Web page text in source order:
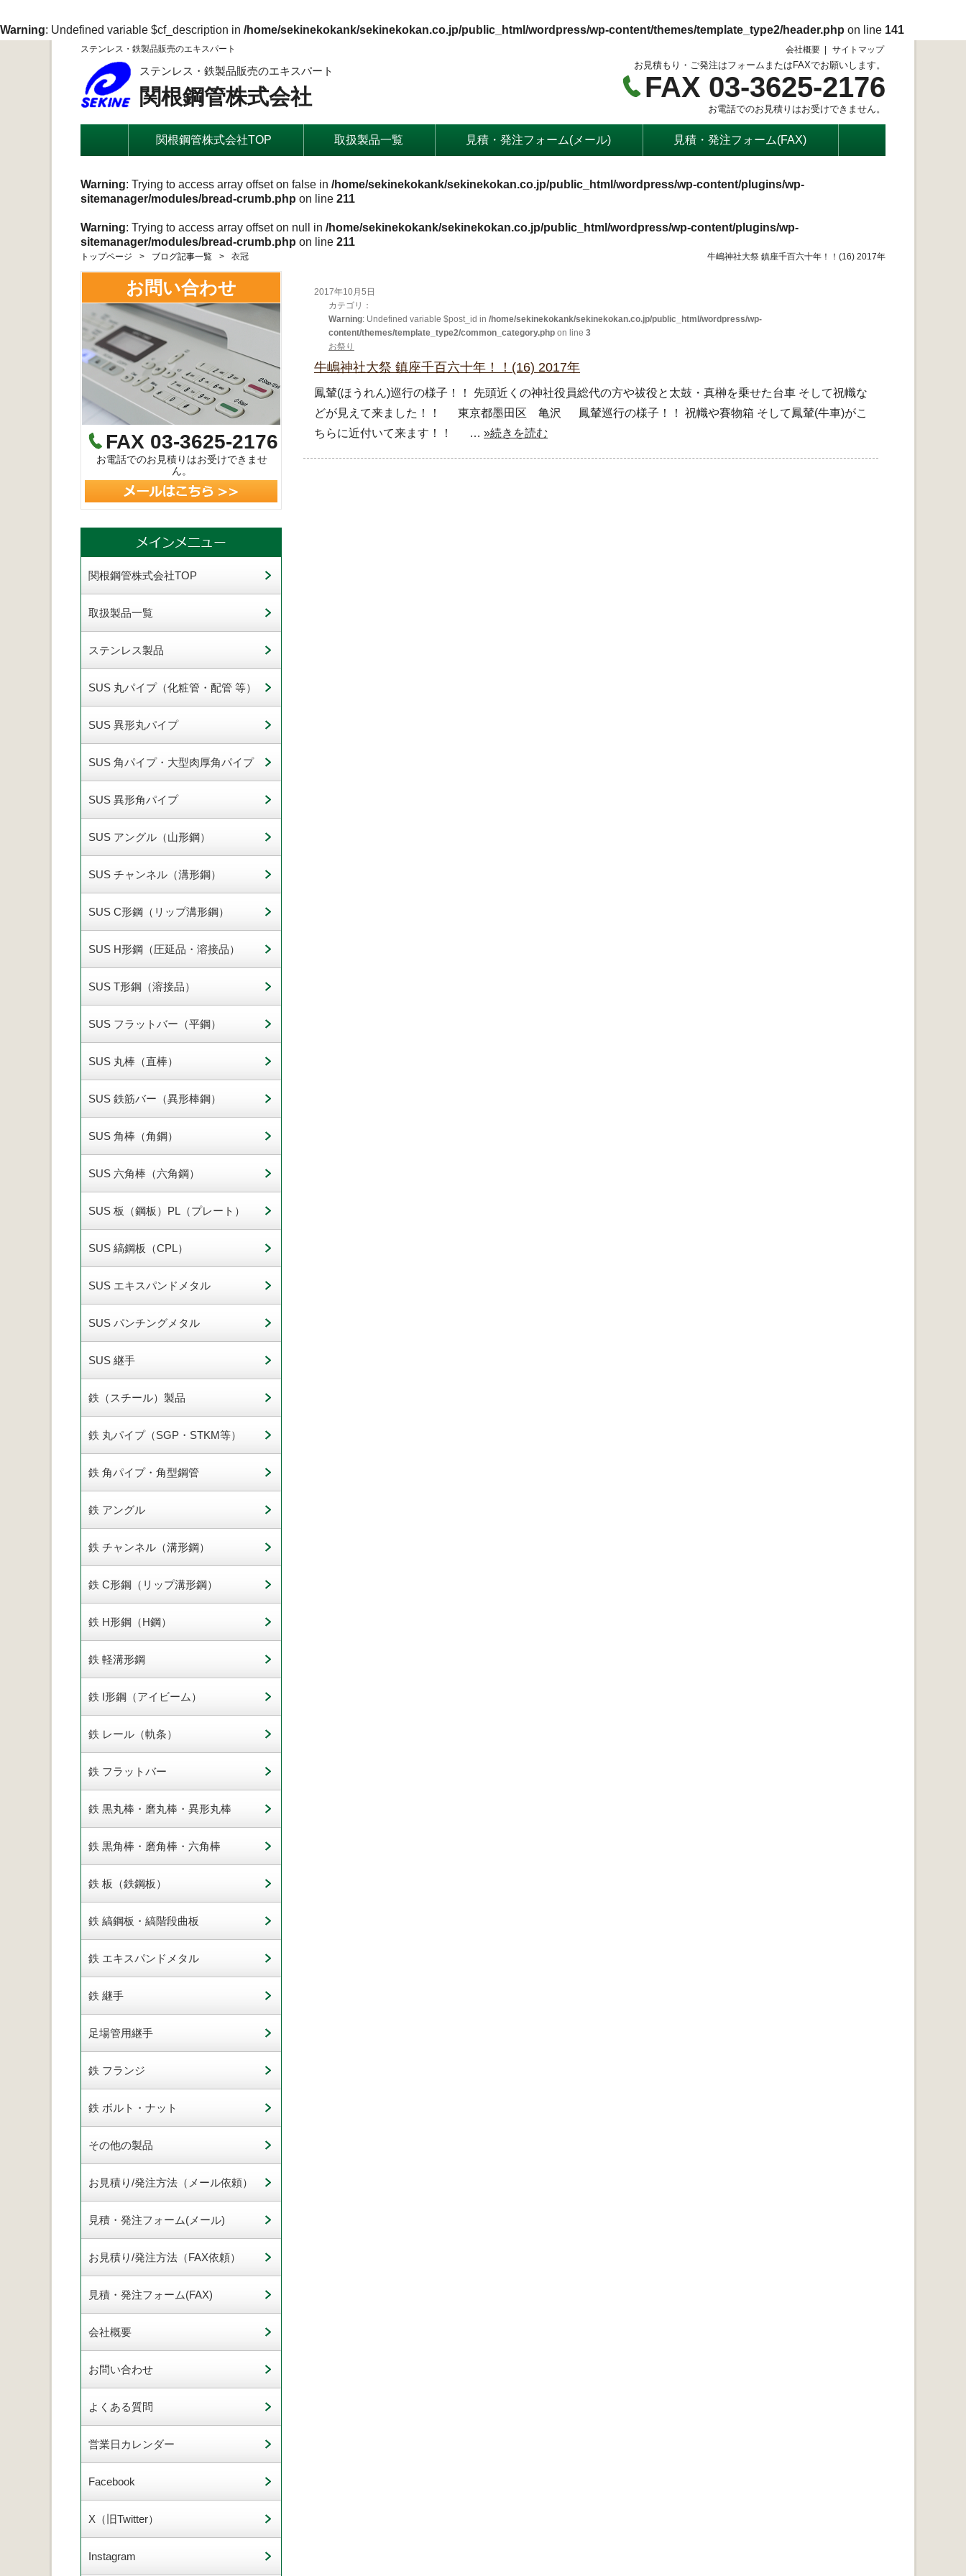
Warning: Undefined variable $cf_description in /home/sekinekokank/sekinekokan.co.jp/public_html/wordpress/wp-content/themes/template_type2/header.php on line 141
ステンレス・鉄製品販売のエキスパート 会社概要 サイトマップ
ステンレス・鉄製品販売のエキスパート
関根鋼管株式会社
お見積もり・ご発注はフォームまたはFAXでお願いします。
FAX 03-3625-2176
お電話でのお見積りはお受けできません。
関根鋼管株式会社TOP 取扱製品一覧 見積・発注フォーム(メール) 見積・発注フォーム(FAX)
Warning: Trying to access array offset on false in /home/sekinekokank/sekinekokan.co.jp/public_html/wordpress/wp-content/plugins/wp-
sitemanager/modules/bread-crumb.php on line 211
Warning: Trying to access array offset on null in /home/sekinekokank/sekinekokan.co.jp/public_html/wordpress/wp-content/plugins/wp-
sitemanager/modules/bread-crumb.php on line 211
トップページ ブログ記事一覧 衣冠 牛嶋神社大祭 鎮座千百六十年！！(16) 2017年
2017年10月5日
カテゴリ：
Warning: Undefined variable $post_id in /home/sekinekokank/sekinekokan.co.jp/public_html/wordpress/wp-
content/themes/template_type2/common_category.php on line 3
お祭り
牛嶋神社大祭 鎮座千百六十年！！(16) 2017年
鳳輦(ほうれん)巡行の様子！！ 先頭近くの神社役員総代の方や祓役と太鼓・真榊を乗せた台車 そして祝幟な
どが見えて来ました！！ 東京都墨田区 亀沢 鳳輦巡行の様子！！ 祝幟や賽物箱 そして鳳輦(牛車)がこ
ちらに近付いて来ます！！ … »続きを読む
お問い合わせ
FAX 03-3625-2176
お電話でのお見積りはお受けできませ
ん。
関根鋼管株式会社TOP
取扱製品一覧
ステンレス製品
SUS 丸パイプ（化粧管・配管 等）
SUS 異形丸パイプ
SUS 角パイプ・大型肉厚角パイプ
SUS 異形角パイプ
SUS アングル（山形鋼）
SUS チャンネル（溝形鋼）
SUS C形鋼（リップ溝形鋼）
SUS H形鋼（圧延品・溶接品）
SUS T形鋼（溶接品）
SUS フラットバー（平鋼）
SUS 丸棒（直棒）
SUS 鉄筋バー（異形棒鋼）
SUS 角棒（角鋼）
SUS 六角棒（六角鋼）
SUS 板（鋼板）PL（プレート）
SUS 縞鋼板（CPL）
SUS エキスパンドメタル
SUS パンチングメタル
SUS 継手
鉄（スチール）製品
鉄 丸パイプ（SGP・STKM等）
鉄 角パイプ・角型鋼管
鉄 アングル
鉄 チャンネル（溝形鋼）
鉄 C形鋼（リップ溝形鋼）
鉄 H形鋼（H鋼）
鉄 軽溝形鋼
鉄 I形鋼（アイビーム）
鉄 レール（軌条）
鉄 フラットバー
鉄 黒丸棒・磨丸棒・異形丸棒
鉄 黒角棒・磨角棒・六角棒
鉄 板（鉄鋼板）
鉄 縞鋼板・縞階段曲板
鉄 エキスパンドメタル
鉄 継手
足場管用継手
鉄 フランジ
鉄 ボルト・ナット
その他の製品
お見積り/発注方法（メール依頼）
見積・発注フォーム(メール)
お見積り/発注方法（FAX依頼）
見積・発注フォーム(FAX)
会社概要
お問い合わせ
よくある質問
営業日カレンダー
Facebook
X（旧Twitter）
Instagram